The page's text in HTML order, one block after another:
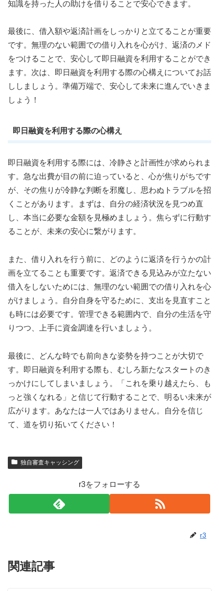
知識を持った人の助けを借りることで安心できます。
最後に、借入額や返済計画をしっかりと立てることが重要
です。無理のない範囲での借り入れを心がけ、返済のメド
をつけることで、安心して即日融資を利用することができ
ます。次は、即日融資を利用する際の心構えについてお話
ししましょう。準備万端で、安心して未来に進んでいきま
しょう！
即日融資を利用する際の心構え
即日融資を利用する際には、冷静さと計画性が求められま
す。急な出費が目の前に迫っていると、心が焦りがちです
が、その焦りが冷静な判断を邪魔し、思わぬトラブルを招
くことがあります。まずは、自分の経済状況を見つめ直
し、本当に必要な金額を見極めましょう。焦らずに行動す
ることが、未来の安心に繋がります。
また、借り入れを行う前に、どのように返済を行うかの計
画を立てることも重要です。返済できる見込みが立たない
借入をしないためには、無理のない範囲での借り入れを心
がけましょう。自分自身を守るために、支出を見直すこと
も時には必要です。管理できる範囲内で、自分の生活を守
りつつ、上手に資金調達を行いましょう。
最後に、どんな時でも前向きな姿勢を持つことが大切で
す。即日融資を利用する際も、むしろ新たなスタートのき
っかけにしてしまいましょう。「これを乗り越えたら、も
っと強くなれる」と信じて行動することで、明るい未来が
広がります。あなたは一人ではありません。自分を信じ
て、道を切り拓いてください！
独自審査キャッシング
r3をフォローする
r3
関連記事